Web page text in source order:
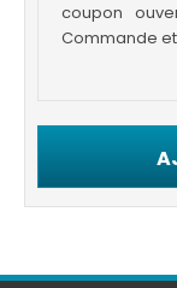
coupon
Commande